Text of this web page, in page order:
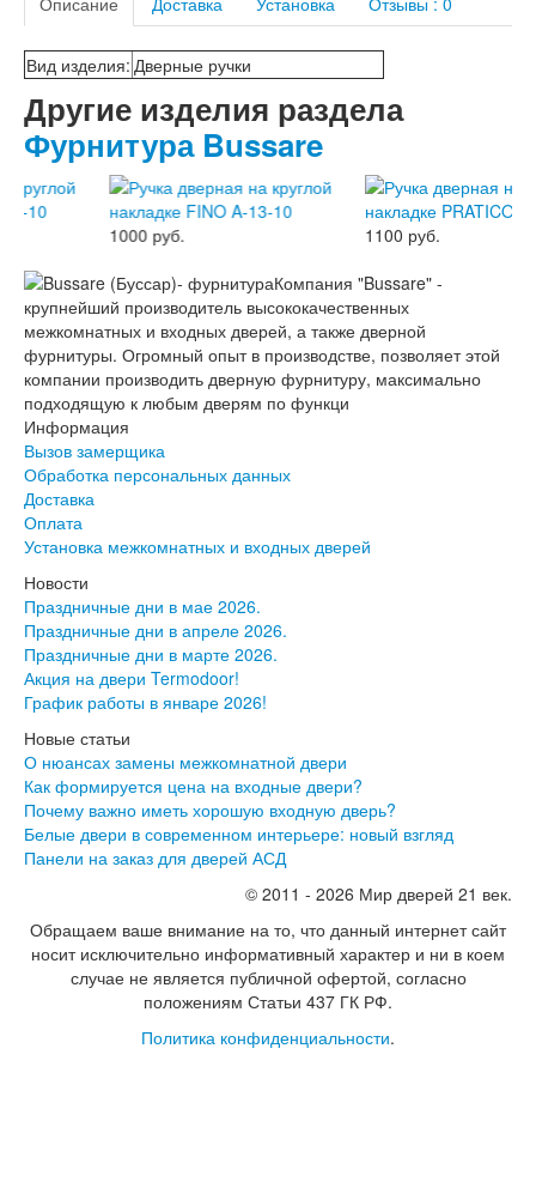
Лабиринт Кредор
Лабиринт Лаб Про
Лабиринт Лайн Вайт
Лабиринт Леолаб
Лабиринт Лондон
Лабиринт Лофт
Лабиринт Норд Плюс
Лабиринт Нью Йорк
Лабиринт Пазл
Лабиринт Пиано Смарт 2.0
Лабиринт Платинум
Лабиринт Полярис лайт
Лабиринт Роял
Лабиринт Сильвер
Лабиринт Сияна
Лабиринт Скандия
Лабиринт Смартлаб
Лабиринт Термомагнит
Лабиринт Тундра Плюс
Лабиринт Урбан
Лабиринт Фрост
Лабиринт Шторм
Лабиринт Эволаб
Двери Интекрон
Интекрон Брайтон Антрацит
Интекрон Вектор
Интекрон Гектор
Интекрон Греция
Интекрон Италия
Интекрон Колизей
Интекрон Неаполь
Интекрон Олимпия
Интекрон Премьера
Интекрон Профит
Интекрон Ронда
Вид изделия: Дверные ручки
Другие изделия раздела
Фурнитура Bussare
Компания "Bussare" -
крупнейший производитель высококачественных
межкомнатных и входных дверей, а также дверной
фурнитуры. Огромный опыт в производстве, позволяет этой
компании производить дверную фурнитуру, максимально
подходящую к любым дверям по функци
Информация
Вызов замерщика
Обработка персональных данных
Доставка
Оплата
Установка межкомнатных и входных дверей
Новости
Праздничные дни в мае 2026.
Праздничные дни в апреле 2026.
Праздничные дни в марте 2026.
Акция на двери Termodoor!
График работы в январе 2026!
Новые статьи
О нюансах замены межкомнатной двери
Как формируется цена на входные двери?
Почему важно иметь хорошую входную дверь?
Белые двери в современном интерьере: новый взгляд
Панели на заказ для дверей АСД
© 2011 - 2026 Мир дверей 21 век.
Обращаем ваше внимание на то, что данный интернет сайт
носит исключительно информативный характер и ни в коем
случае не является публичной офертой, согласно
положениям Статьи 437 ГК РФ.
Политика конфиденциальности.